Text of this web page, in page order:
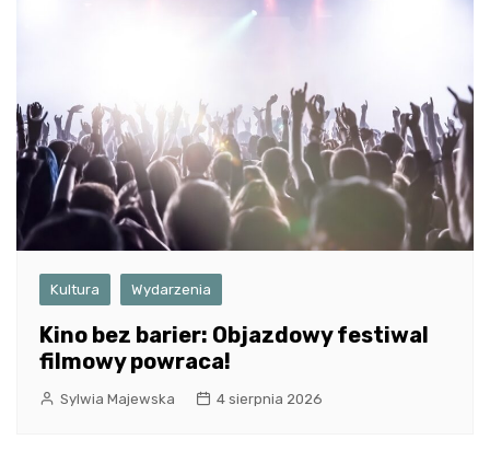
Kultura Wydarzenia
Kino bez barier: Objazdowy festiwal
filmowy powraca!
Sylwia Majewska 4 sierpnia 2026